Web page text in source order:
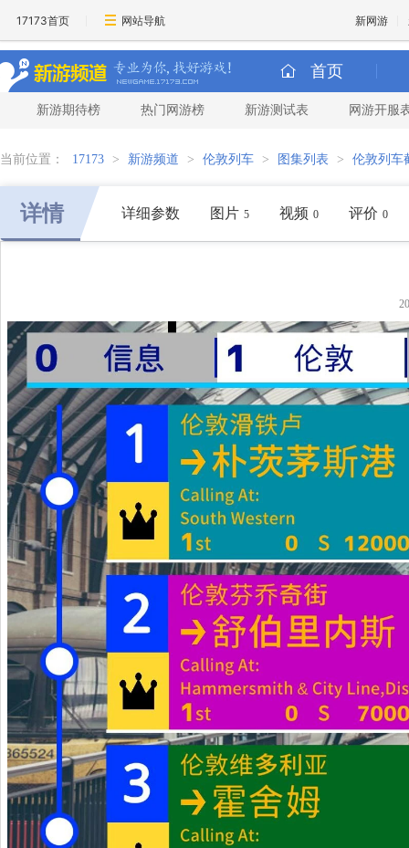
17173首页 网站导航 新网游
首页
新游期待榜 热门网游榜 新游测试表 网游开服
当前位置： 17173 > 新游频道 > 伦敦列车 > 图集列表 > 伦敦列车
详情 详细参数 图片 5 视频 0 评价 0